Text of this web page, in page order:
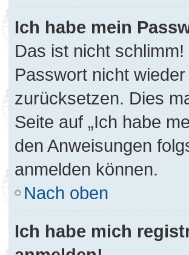
Ich habe mein
Das ist nicht
Passwort nicht
zurücksetzen. Dies
Seite auf „Ich habe
den Anweisungen
anmelden können.
Nach oben
Ich habe mich